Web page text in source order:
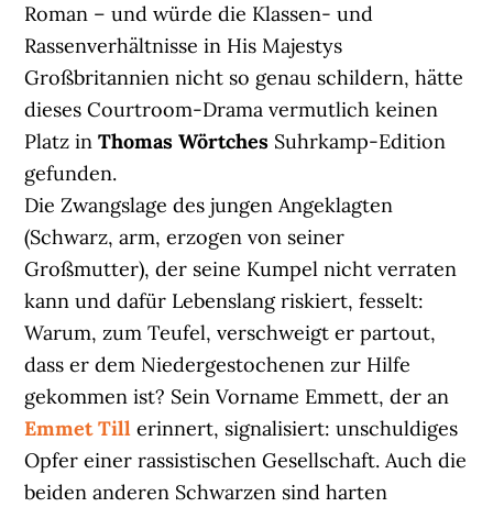
Roman – und würde die Klassen- und
Rassenverhältnisse in His Majestys
Großbritannien nicht so genau schildern, hätte
dieses Courtroom-Drama vermutlich keinen
Platz inThomas Wörtches Suhrkamp-Edition
gefunden.
Die Zwangslage des jungen Angeklagten
(Schwarz, arm, erzogen von seiner
Großmutter), der seine Kumpel nicht verraten
kann und dafür Lebenslang riskiert, fesselt:
Warum, zum Teufel, verschweigt er partout,
dass er dem Niedergestochenen zur Hilfe
gekommen ist? Sein Vorname Emmett, der an
Emmet Till erinnert, signalisiert: unschuldiges
Opfer einer rassistischen Gesellschaft. Auch die
beiden anderen Schwarzen sind harten